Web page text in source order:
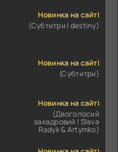
Новинка на сайті
(Субтитри | destiny)
Новинка на сайті
(Субтитри)
Новинка на сайті
(Двоголосий
закадровий | Slava
Radyk & Artymko)